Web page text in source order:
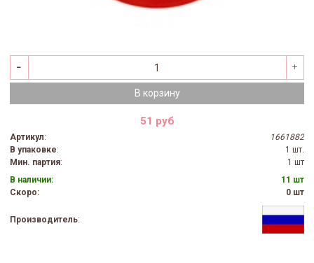
В корзину
51 руб
Артикул:
1661882
В упаковке:
1 шт.
Мин. партия:
1 шт
В наличии:
11 шт
Скоро:
0 шт
Производитель: